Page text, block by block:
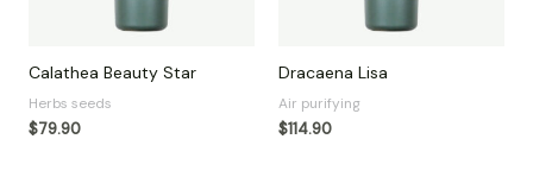
Calathea Beauty Star
Herbs seeds
$79.90
Dracaena Lisa
Air purifying
$114.90